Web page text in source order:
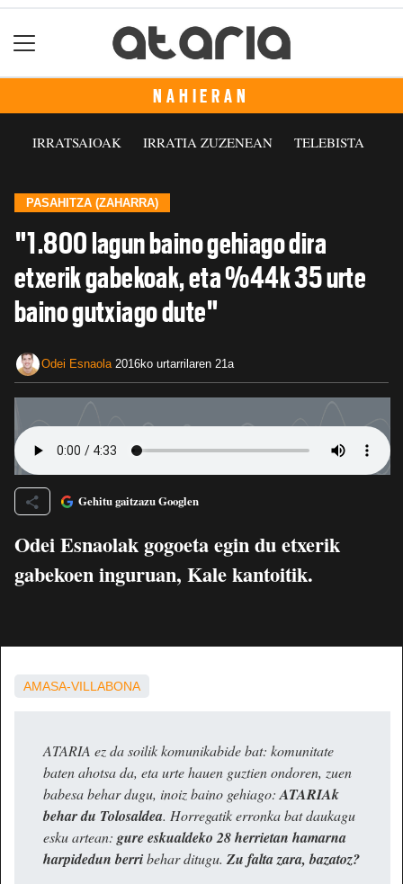
NAHIERAN
IRRATSAIOAK IRRATIA ZUZENEAN TELEBISTA
PASAHITZA (ZAHARRA)
"1.800 lagun baino gehiago dira
etxerik gabekoak, eta %44k 35 urte
baino gutxiago dute"
Odei Esnaola 2016ko urtarrilaren 21a
Gehitu gaitzazu Googlen
Odei Esnaolak gogoeta egin du etxerik
gabekoen inguruan, Kale kantoitik.
AMASA-VILLABONA
ATARIA ez da soilik komunikabide bat: komunitate
baten ahotsa da, eta urte hauen guztien ondoren, zuen
babesa behar dugu, inoiz baino gehiago:ATARIAk
behar du Tolosaldea. Horregatik erronka bat daukagu
esku artean: gure eskualdeko 28 herrietan hamarna
harpidedun berribehar ditugu. Zu falta zara, bazatoz?